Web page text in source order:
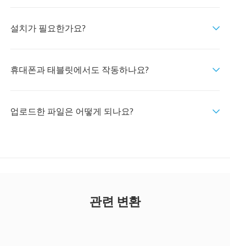
설치가 필요한가요?
휴대폰과 태블릿에서도 작동하나요?
업로드한 파일은 어떻게 되나요?
관련 변환